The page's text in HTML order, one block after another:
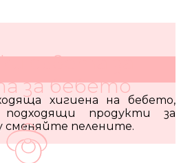
съвета за
за бебето
хигиена на бебето,
подходящи продукти за
сменяйте пелените.